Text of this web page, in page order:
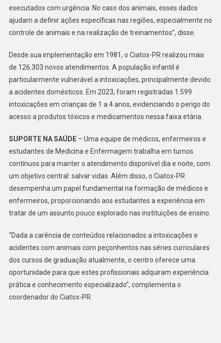
executados com urgência. No caso dos animais, esses dados
ajudam a definir ações específicas nas regiões, especialmente no
controle de animais e na realização de treinamentos”, disse.
Desde sua implementação em 1981, o Ciatox-PR realizou mais
de 126.303 novos atendimentos. A população infantil é
particularmente vulnerável a intoxicações, principalmente devido
a acidentes domésticos. Em 2023, foram registradas 1.599
intoxicações em crianças de 1 a 4 anos, evidenciando o perigo do
acesso a produtos tóxicos e medicamentos nessa faixa etária.
SUPORTE NA SAÚDE – Uma equipe de médicos, enfermeiros e
estudantes de Medicina e Enfermagem trabalha em turnos
contínuos para manter o atendimento disponível dia e noite, com
um objetivo central: salvar vidas. Além disso, o Ciatox-PR
desempenha um papel fundamental na formação de médicos e
enfermeiros, proporcionando aos estudantes a experiência em
tratar de um assunto pouco explorado nas instituições de ensino.
“Dada a carência de conteúdos relacionados a intoxicações e
acidentes com animais com peçonhentos nas séries curriculares
dos cursos de graduação atualmente, o centro oferece uma
oportunidade para que estes profissionais adquiram experiência
prática e conhecimento especializado”, complementa o
coordenador do Ciatox-PR.